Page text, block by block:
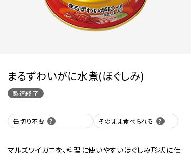
まるずわいがに水煮(ほぐしみ)
製造終了
缶切り不要 そのまま食べられる
マルズワイガニを、料理に使いやすいほぐしみ形状に仕